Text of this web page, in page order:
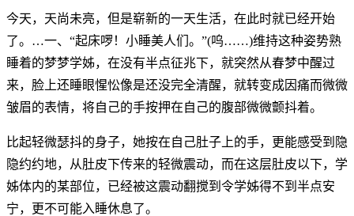
今天，天尚未亮，但是崭新的一天生活，在此时就已经开始
了。…一、“起床啰！小睡美人们。”(呜……)维持这种姿势熟
睡着的梦梦学姊，在没有半点征兆下，就突然从春梦中醒过
来，脸上还睡眼惺忪像是还没完全清醒，就转变成因痛而微微
皱眉的表情，将自己的手按押在自己的腹部微微颤抖着。
比起轻微瑟抖的身子，她按在自己肚子上的手，更能感受到隐
隐约约地，从肚皮下传来的轻微震动，而在这层肚皮以下，学
姊体内的某部位，已经被这震动翻搅到令学姊得不到半点安
宁，更不可能入睡休息了。